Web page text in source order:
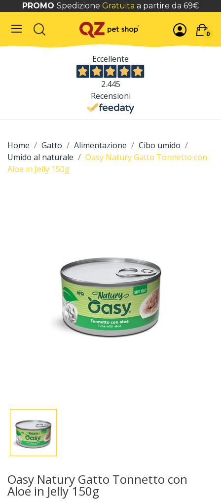
PROMO Spedizione Gratuita a partire da 69€
0
Eccellente
2.445
Recensioni
Home Gatto Alimentazione
Cibo umido
Umido al naturale
Oasy Natury Gatto Tonnetto con
Aloe in Jelly 150g
Oasy Natury Gatto Tonnetto con
Aloe in Jelly 150g